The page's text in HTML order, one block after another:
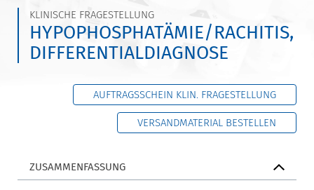
KLINISCHE FRAGESTELLUNG
HYPOPHOSPHATÄMIE/RACHITIS,
DIFFERENTIALDIAGNOSE
AUFTRAGSSCHEIN KLIN. FRAGESTELLUNG
VERSANDMATERIAL BESTELLEN
ZUSAMMENFASSUNG